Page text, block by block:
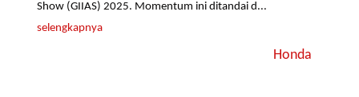
Show (GIIAS) 2025. Momentum ini ditandai d...
selengkapnya
Honda